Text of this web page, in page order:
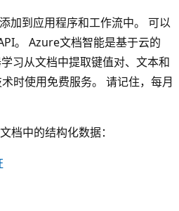
加到应用程序和工作流中。 可以
。 Azure文档智能是基于云的
习从文档中提取键值对、文本和
时使用免费服务。 请记住，每月
档中的结构化数据：